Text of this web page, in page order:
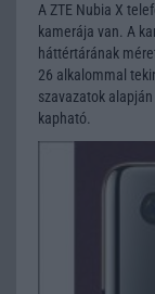
A ZTE Nubia X
kamerája van. A
háttértárának
26 alkalommal
szavazatok
kapható.